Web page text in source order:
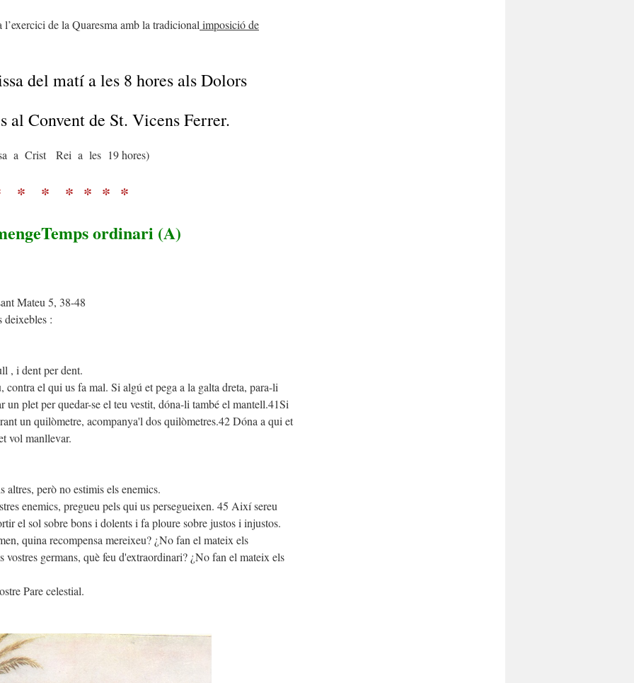
de la Quaresma amb la tradicionalimposició de
matí a les 8 hores als Dolors
de St. Vicens Ferrer.
a Crist Rei a les 19 hores)
* * * * * *
ordinari (A)
Mateu 5, 38-48
:
, i dent per dent.
el qui us fa mal. Si algú et pega a la galta dreta, para-li
plet per quedar-se el teu vestit, dóna-li també el mantell.41Si
un quilòmetre, acompanya'l dos quilòmetres.42 Dóna a qui et
vol manllevar.
altres, però no estimis els enemics.
enemics, pregueu pels qui us persegueixen. 45 Així sereu
el sol sobre bons i dolents i fa ploure sobre justos i injustos.
quina recompensa mereixeu? ¿No fan el mateix els
vostres germans, què feu d'extraordinari? ¿No fan el mateix els
Pare celestial.